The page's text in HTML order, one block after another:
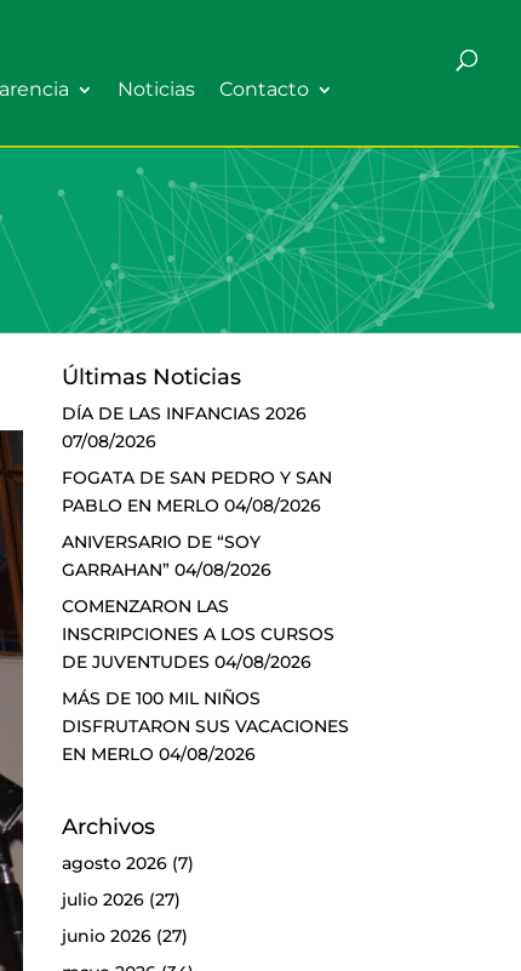
Noticias Contacto
Últimas Noticias
DÍA DE LAS INFANCIAS 2026
07/08/2026
FOGATA DE SAN PEDRO Y SAN
PABLO EN MERLO 04/08/2026
ANIVERSARIO DE “SOY
GARRAHAN” 04/08/2026
COMENZARON LAS
INSCRIPCIONES A LOS CURSOS
DE JUVENTUDES 04/08/2026
MÁS DE 100 MIL NIÑOS
DISFRUTARON SUS VACACIONES
EN MERLO 04/08/2026
Archivos
agosto 2026(7)
julio 2026(27)
junio 2026(27)